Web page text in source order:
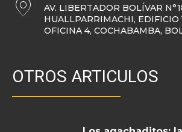
AV. LIBERTADOR BOLÍVAR
HUALLPARRIMACHI, EDIFICIO
OFICINA 4, COCHABAMBA,
OTROS ARTICULOS